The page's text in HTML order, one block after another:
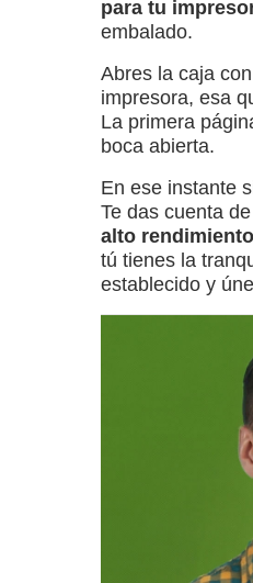
para tu
embalado.
Abres la caja
impresora, esa
La primera
boca abierta.
En ese instante
Te das cuenta
alto rendimiento
tú tienes la
establecido y